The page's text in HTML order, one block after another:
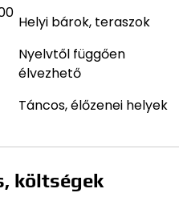
Helyi bárok, teraszok
Nyelvtől függően
élvezhető
Táncos, élőzenei helyek
költségek